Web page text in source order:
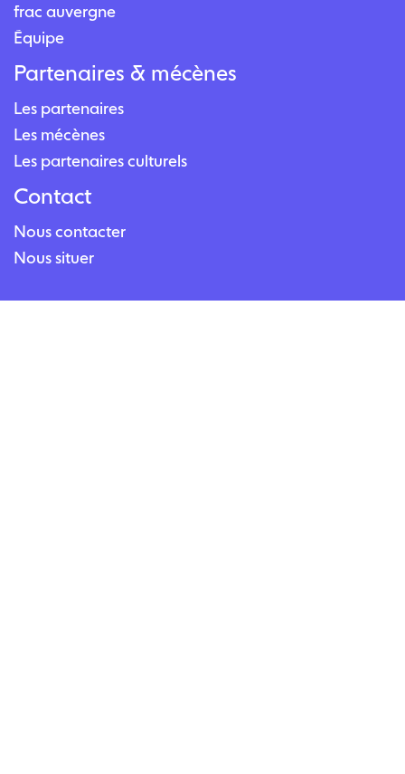
frac auvergne
Équipe
Partenaires & mécènes
Les partenaires
Les mécènes
Les partenaires culturels
Contact
Nous contacter
Nous situer